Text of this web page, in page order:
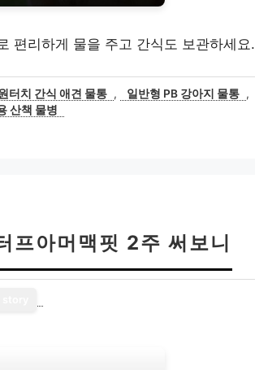
편리하게 물을 주고 간식도 보관하세요.
터치 간식 애견 물통 , 일반형 PB 강아지 물통 ,
산책 물병
프아머맥핏 2주 써보니